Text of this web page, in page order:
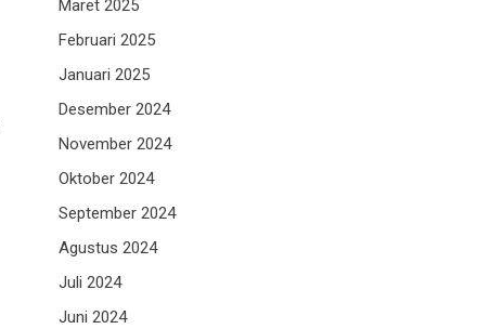
Maret 2025
Februari 2025
Januari 2025
Desember 2024
November 2024
Oktober 2024
September 2024
Agustus 2024
Juli 2024
Juni 2024